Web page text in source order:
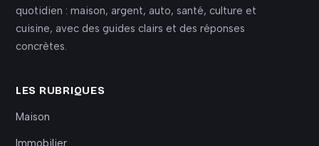
quotidien : maison, argent, auto, santé, culture et
cuisine, avec des guides clairs et des réponses
concrètes.
LES RUBRIQUES
Maison
Immobilier